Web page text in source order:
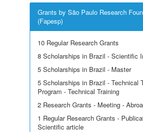
Grants by São Paulo Research
(Fapesp)
10 Regular Research Grants
8 Scholarships in Brazil - Scientific
5 Scholarships in Brazil - Master
5 Scholarships in Brazil - Technical
Program - Technical Training
2 Research Grants - Meeting -
1 Regular Research Grants -
Scientific article